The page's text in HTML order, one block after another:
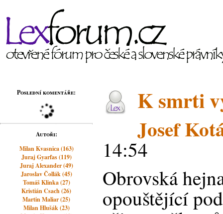
Poslední komentáře:
Autoři:
Milan Kvasnica (163)
Juraj Gyarfas (119)
Juraj Alexander (49)
Jaroslav Čollák (45)
Tomáš Klinka (27)
Kristián Csach (26)
Martin Maliar (25)
Milan Hlušák (23)
K smrti
Josef
14:54
Obrovská
opouštějící